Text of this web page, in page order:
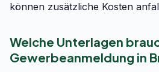
können zusätzliche Kosten
Welche Unterlagen
Gewerbeanmeldung in